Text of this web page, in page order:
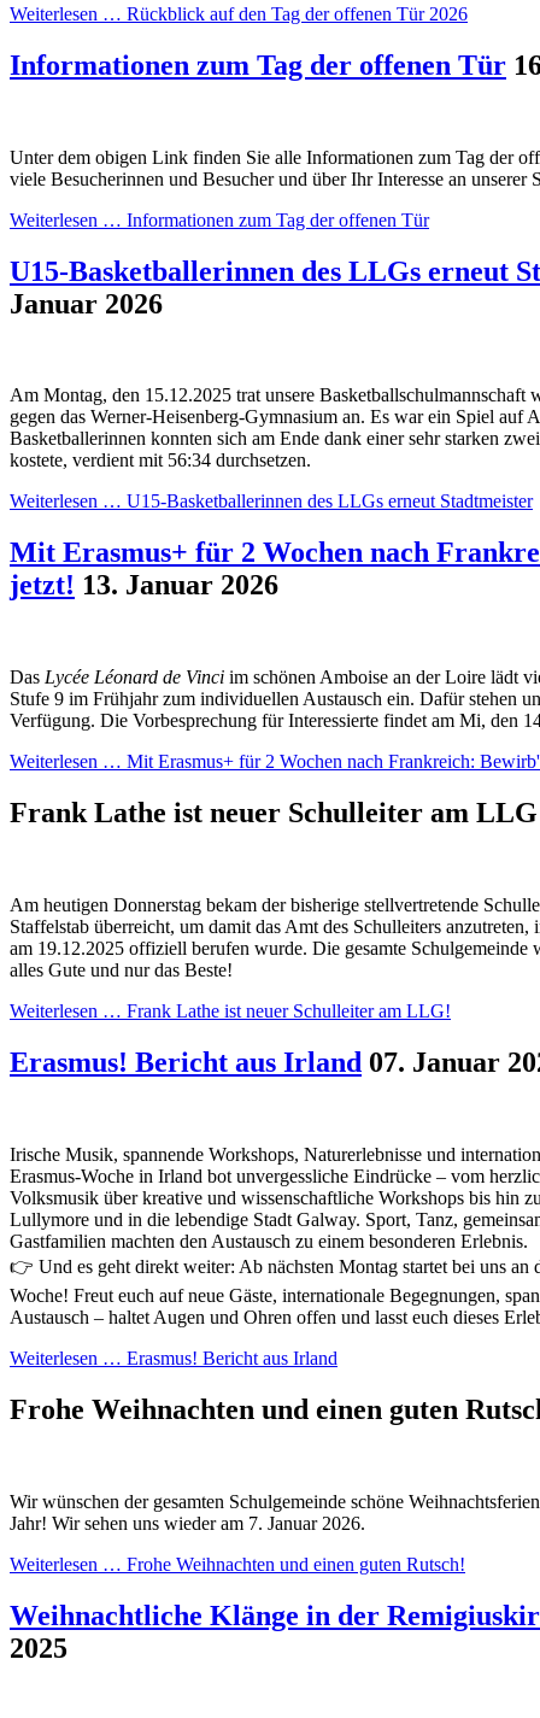
Weiterlesen … Rückblick auf den Tag der offenen Tür 2026
Informationen zum Tag der offenen Tür
Unter dem obigen Link finden Sie alle Informationen zum Tag der
viele Besucherinnen und Besucher und über Ihr Interesse an unserer
Weiterlesen … Informationen zum Tag der offenen Tür
U15-Basketballerinnen des LLGs erneut
Januar 2026
Am Montag, den 15.12.2025 trat unsere Basketballschulmannschaft
gegen das Werner-Heisenberg-Gymnasium an. Es war ein Spiel auf
Basketballerinnen konnten sich am Ende dank einer sehr starken
kostete, verdient mit 56:34 durchsetzen.
Weiterlesen … U15-Basketballerinnen des LLGs erneut Stadtmeister
Mit Erasmus+ für 2 Wochen nach
jetzt! 13. Januar 2026
Das Lycée Léonard de Vinci im schönen Amboise an der Loire lädt
Stufe 9 im Frühjahr zum individuellen Austausch ein. Dafür stehen
Verfügung. Die Vorbesprechung für Interessierte findet am Mi, den
Weiterlesen … Mit Erasmus+ für 2 Wochen nach Frankreich:
Frank Lathe ist neuer Schulleiter am
Am heutigen Donnerstag bekam der bisherige stellvertretende
Staffelstab überreicht, um damit das Amt des Schulleiters anzutreten,
am 19.12.2025 offiziell berufen wurde. Die gesamte Schulgemeinde
alles Gute und nur das Beste!
Weiterlesen … Frank Lathe ist neuer Schulleiter am LLG!
Erasmus! Bericht aus Irland 07. Januar
Irische Musik, spannende Workshops, Naturerlebnisse und
Erasmus-Woche in Irland bot unvergessliche Eindrücke – vom
Volksmusik über kreative und wissenschaftliche Workshops bis hin
Lullymore und in die lebendige Stadt Galway. Sport, Tanz,
Gastfamilien machten den Austausch zu einem besonderen Erlebnis.
👉 Und es geht direkt weiter: Ab nächsten Montag startet bei uns an
Woche! Freut euch auf neue Gäste, internationale Begegnungen,
Austausch – haltet Augen und Ohren offen und lasst euch dieses
Weiterlesen … Erasmus! Bericht aus Irland
Frohe Weihnachten und einen guten
Wir wünschen der gesamten Schulgemeinde schöne
Jahr! Wir sehen uns wieder am 7. Januar 2026.
Weiterlesen … Frohe Weihnachten und einen guten Rutsch!
Weihnachtliche Klänge in der
2025